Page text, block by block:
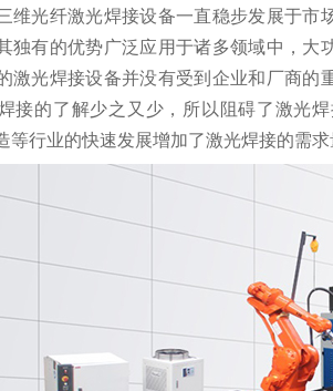
维光纤激光焊接设备一直稳步发展于市
独有的优势广泛应用于诸多领域中，大
激光焊接设备并没有受到企业和厂商的
接的了解少之又少，所以阻碍了激光
等行业的快速发展增加了激光焊接的需